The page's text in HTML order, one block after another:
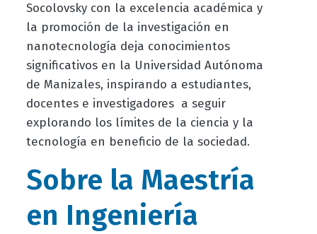
Socolovsky con la excelencia académica y
la promoción de la investigación en
nanotecnología deja conocimientos
significativos en la Universidad Autónoma
de Manizales, inspirando a estudiantes,
docentes e investigadores a seguir
explorando los límites de la ciencia y la
tecnología en beneficio de la sociedad.
Sobre la Maestría
en Ingeniería